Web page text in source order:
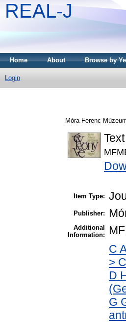
REAL-J
Home About Browse by
Login
Móra Ferenc
Text
Item Type:
Publisher:
Additional
Information:
C
>
D
G